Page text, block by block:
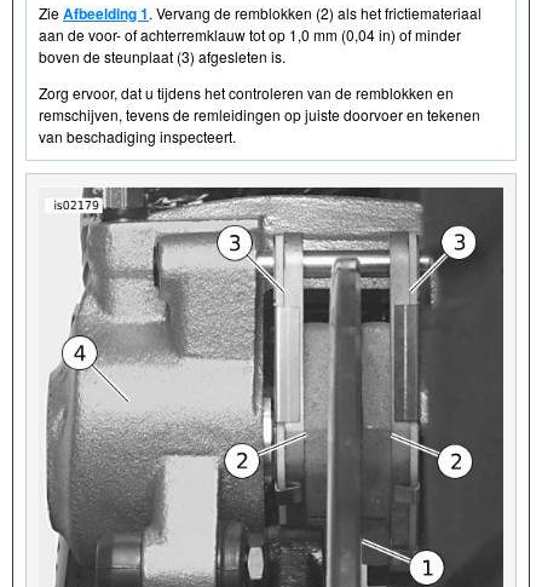
ZieAfbeelding 1. Vervang de remblokken (2) als het frictiemateriaal
aan de voor- of achterremklauw tot op 1,0 mm (0,04 in) of minder
boven de steunplaat (3) afgesleten is.
Zorg ervoor, dat u tijdens het controleren van de remblokken en
remschijven, tevens de remleidingen op juiste doorvoer en tekenen
van beschadiging inspecteert.